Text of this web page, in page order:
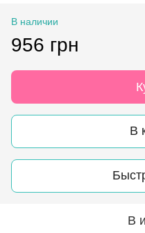
В наличии
956 грн
В
В